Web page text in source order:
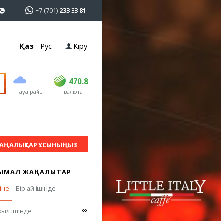
+7 (701) 233 33 81
Қаз Рус Кіру
ауа райы
470.8
USD 468.5 470.8
EUR валюта
ҰСЫНЫҢЫЗ
ЖАҢАЛЫҚТАР
Бір ай ішінде
ішінде ∞